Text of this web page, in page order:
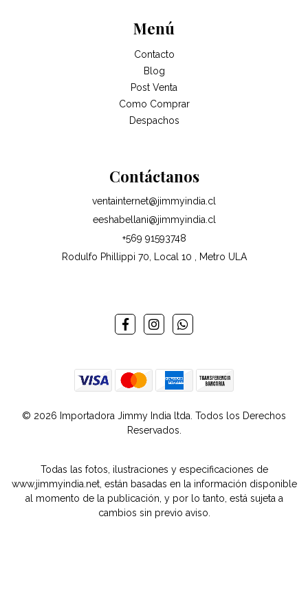
Menú
Contacto
Blog
Post Venta
Como Comprar
Despachos
Contáctanos
ventainternet@jimmyindia.cl
eeshabellani@jimmyindia.cl
+569 91593748
Rodulfo Phillippi 70, Local 10 , Metro ULA
© 2026 Importadora Jimmy India ltda. Todos los Derechos
Reservados.
Todas las fotos, ilustraciones y especificaciones de
www.jimmyindia.net, están basadas en la información disponible
al momento de la publicación, y por lo tanto, está sujeta a
cambios sin previo aviso.